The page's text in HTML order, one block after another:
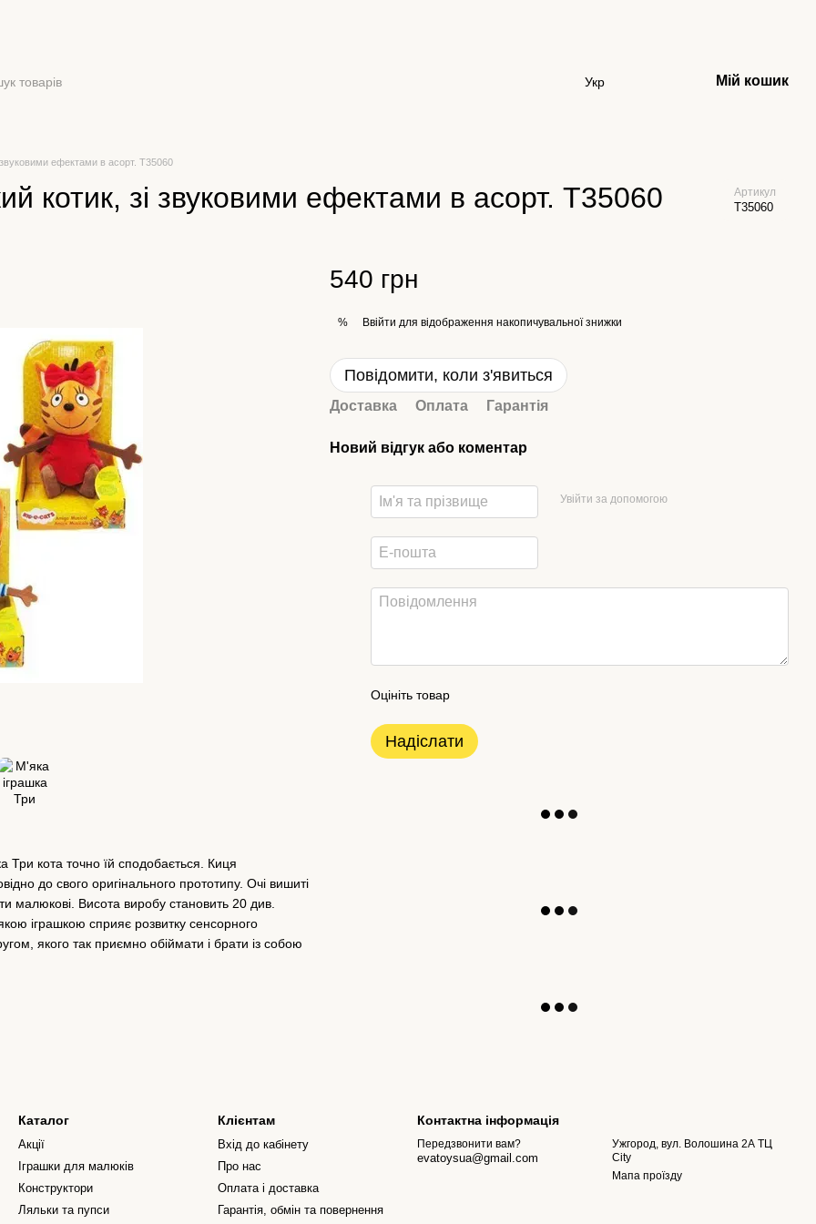
Укр Мій кошик
ефектами в асорт. Т35060
котик, зі звуковими ефектами в асорт. Т35060 Артикул
Т35060
кота точно їй сподобається. Киця
до свого оригінального прототипу. Очі вишиті
малюкові. Висота виробу становить 20 див.
іграшкою сприяє розвитку сенсорного
якого так приємно обіймати і брати із собою
540 грн
% Ввійти для відображення накопичувальної знижки
Повідомити, коли з'явиться
Доставка Оплата Гарантія
Новий відгук або коментар
Увійти за допомогою
Оцініть товар
Надіслати
Каталог
Акції
Іграшки для малюків
Конструктори
Ляльки та пупси
Клієнтам
Вхід до кабінету
Про нас
Оплата і доставка
Гарантія, обмін та повернення
Контактна інформація
Передзвонити вам?
evatoysua@gmail.com
Ужгород, вул. Волошина 2А ТЦ
City
Мапа проїзду